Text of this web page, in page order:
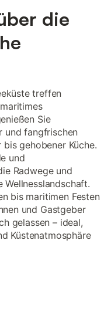
die
treffen
Sie
und fangfrischen
gehobener Küche.
und
Radwege und
Wellnesslandschaft.
bis maritimen Festen
und Gastgeber
gelassen – ideal,
Küstenatmosphäre